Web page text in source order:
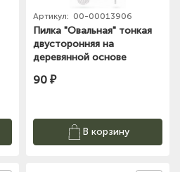
Артикул: 00-00013906
Пилка "Овальная" тонкая
двусторонняя на
деревянной основе
90 ₽
В корзину